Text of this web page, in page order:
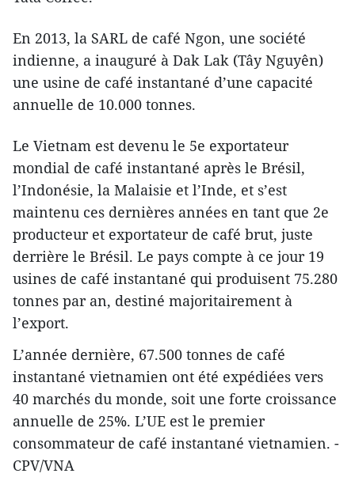
En 2013, la SARL de café Ngon, une société
indienne, a inauguré à Dak Lak (Tây Nguyên)
une usine de café instantané d’une capacité
annuelle de 10.000 tonnes.
Le Vietnam est devenu le 5e exportateur
mondial de café instantané après le Brésil,
l’Indonésie, la Malaisie et l’Inde, et s’est
maintenu ces dernières années en tant que 2e
producteur et exportateur de café brut, juste
derrière le Brésil. Le pays compte à ce jour 19
usines de café instantané qui produisent 75.280
tonnes par an, destiné majoritairement à
l’export.
L’année dernière, 67.500 tonnes de café
instantané vietnamien ont été expédiées vers
40 marchés du monde, soit une forte croissance
annuelle de 25%. L’UE est le premier
consommateur de café instantané vietnamien. -
CPV/VNA